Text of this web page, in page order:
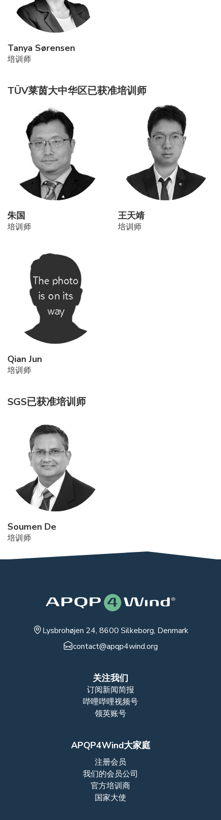
Tanya Sørensen
培训师
TÜV莱茵大中华区已获准培训师
朱国
培训师
王天靖
培训师
Qian Jun
培训师
SGS已获准培训师
Soumen De
培训师
Lysbrohøjen 24, 8600 Silkeborg, Denmark
contact@apqp4wind.org
关注我们
订阅新闻简报
哔哩哔哩视频号
领英账号
APQP4Wind大家庭
注册会员
我们的会员公司
官方培训商
国家大使